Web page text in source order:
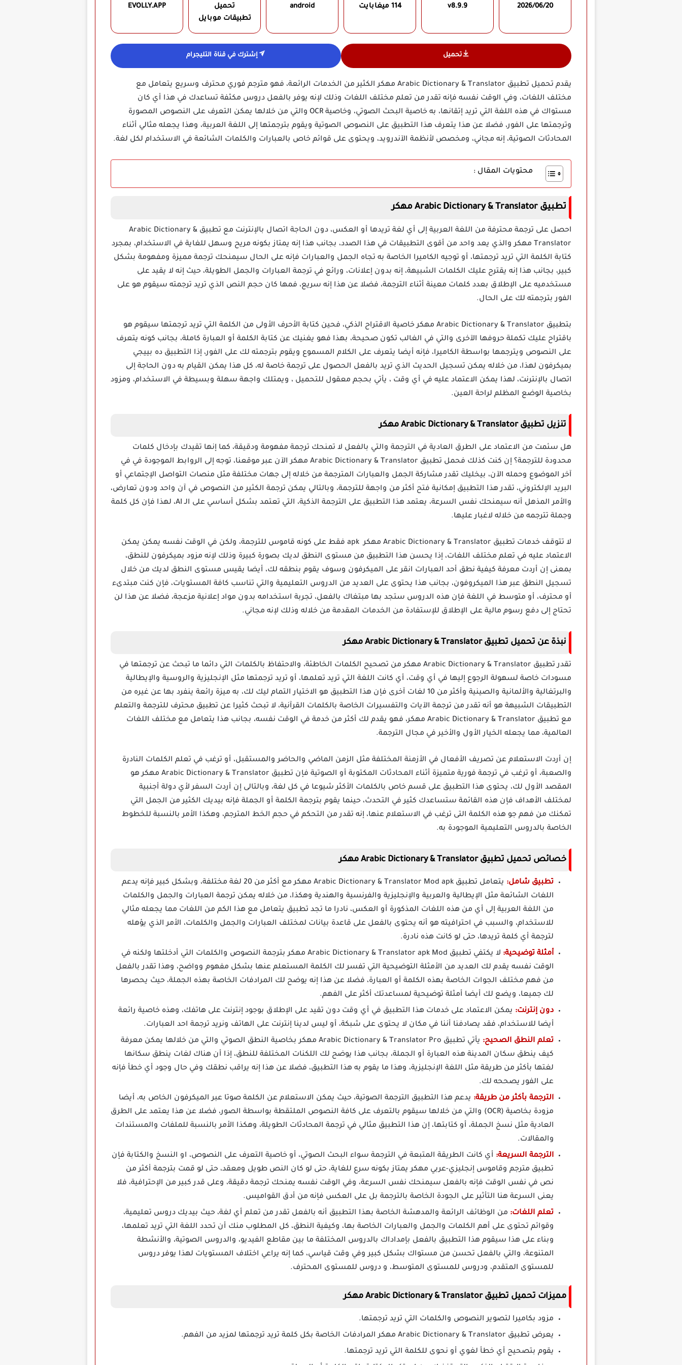
2026/06/20
v8.9.9 114 ميغابايت android
تحميل
تطبيقات موبايل
EVOLLY.APP‏
تحميل إشترك في قناة التليجرام
يقدم تحميل تطبيق Arabic Dictionary & Translator مهكر الكثير من الخدمات الرائعة، فهو مترجم فوري محترف وسريع يتعامل مع
مختلف اللغات، وفي الوقت نفسه فإنه تقدر من تعلم مختلف اللغات وذلك لإنه يوفر بالفعل دروس مكثفة تساعدك في هذا أي كان
مستواك في هذه اللغة التي تريد إتقانها، به خاصية البحث الصوتي، وخاصية OCR والتي من خلالها يمكن التعرف على النصوص المصورة
وترجمتها على الفور، فضلا عن هذا يتعرف هذا التطبيق على النصوص الصوتية ويقوم بترجمتها إلى اللغة العربية، وهذا يجعله مثالي أثناء
المحادثات الصوتية، إنه مجاني، ومخصص لأنظمة الآندرويد، ويحتوى على قوائم خاص بالعبارات والكلمات الشائعة في الاستخدام لكل لغة.
محتويات المقال :
تطبيق Arabic Dictionary & Translator مهكر
احصل على ترجمة محترفة من اللغة العربية إلى أي لغة تريدها أو العكس، دون الحاجة اتصال بالإنترنت مع تطبيق Arabic Dictionary &
Translator مهكر والذي يعد واحد من أقوى التطبيقات في هذا الصدد، بجانب هذا إنه يمتاز بكونه مريح وسهل للغاية في الاستخدام، بمجرد
كتابة الكلمة التي تريد ترجمتها، أو توجيه الكاميرا الخاصة به تجاه الجمل والعبارات فإنه على الحال سيمنحك ترجمة مميزة ومفهومة بشكل
كبير، بجانب هذا إنه يقترح عليك الكلمات الشبيهة، إنه بدون إعلانات، ورائع في ترجمة العبارات والجمل الطويلة، حيث إنه لا يقيد على
مستخدميه على الإطلاق بعدد كلمات معينة أثناء الترجمة، فضلا عن هذا إنه سريع، فمها كان حجم النص الذي تريد ترجمته سيقوم هو على
الفور بترجمته لك على الحال.
بتطبيق Arabic Dictionary & Translator مهكر خاصية الاقتراح الذكي، فحين كتابة الأحرف الأولى من الكلمة التي تريد ترجمتها سيقوم هو
باقتراح عليك تكملة حروفها الآخرى والتي في الغالب تكون صحيحة، بهذا فهو يغنيك عن كتابة الكلمة أو العبارة كاملة، بجانب كونه يتعرف
على النصوص ويترجمها بواسطة الكاميرا، فإنه أيضا يتعرف على الكلام المسموع ويقوم بترجمته لك على الفور، إذا التطبيق ده بييجي
بميكرفون لهذا، من خلاله يمكن تسجيل الحديث الذي تريد بالفعل الحصول على ترجمة خاصة له، كل هذا يمكن القيام به دون الحاجة إلى
اتصال بالإنترنت، لهذا يمكن الاعتماد عليه في أي وقت ، يأتي بحجم معقول للتحميل ، ويمتلك واجهة سهلة وبسيطة في الاستخدام، ومزود
بخاصية الوضع المظلم لراحة العين.
تنزيل تطبيق Arabic Dictionary & Translator مهكر
هل سئمت من الاعتماد على الطرق العادية في الترجمة والتي بالفعل لا تمنحك ترجمة مفهومة ودقيقة، كما إنها تقيدك بإدخال كلمات
محدودة للترجمة؟ إن كنت كذلك فحمل تطبيق Arabic Dictionary & Translator مهكر الآن عبر موقعنا، توجه إلى الروابط الموجودة في في
آخر الموضوع وحمله الآن، بيخليك تقدر مشاركة الجمل والعبارات المترجمة من خلاله إلى جهات مختلفة مثل منصات التواصل الإجتماعي أو
البريد الإلكتروني، تقدر هذا التطبيق إمكانية فتح أكثر من واجهة للترجمة، وبالتالي يمكن ترجمة الكثير من النصوص في آن واحد ودون تعارض،
والأمر المذهل أنه سيمنحك نفس السرعة، يعتمد هذا التطبيق على الترجمة الذكية، التي تعتمد بشكل أساسي على الـ AI، لهذا فإن كل كلمة
وجملة تترجمه من خلاله لاغبار عليها.
لا تتوقف خدمات تطبيق Arabic Dictionary & Translator مهكر apk فقط على كونه قاموس للترجمة، ولكن في الوقت نفسه يمكن يمكن
الاعتماد عليه في تعلم مختلف اللغات، إذا يحسن هذا التطبيق من مستوى النطق لديك بصورة كبيرة وذلك لإنه مزود بميكرفون للنطق،
بمعنى إن أردت معرفة كيفية نطق أحد العبارات انقر على الميكرفون وسوف يقوم بنطقه لك، أيضا يقيس مستوى النطق لديك من خلال
تسجيل النطق عبر هذا الميكروفون، بجانب هذا يحتوى على العديد من الدروس التعليمية والتي تناسب كافة المستويات، فإن كنت مبتدىء
أو محترف، أو متوسط في اللغة فإن هذه الدروس ستجد بها مبتغاك بالفعل، تجربة استخدامه بدون مواد إعلانية مزعجة، فضلا عن هذا لن
تحتاج إلى دفع رسوم مالية على الإطلاق للإستفادة من الخدمات المقدمة من خلاله وذلك لإنه مجاني.
نبذة عن تحميل تطبيق Arabic Dictionary & Translator مهكر
تقدر تطبيق Arabic Dictionary & Translator مهكر من تصحيح الكلمات الخاطئة، والاحتفاظ بالكلمات التي دائما ما تبحث عن ترجمتها في
مسودات خاصة لسهولة الرجوع إليها في أي وقت، أي كانت اللغة التي تريد تعلمها، أو تريد ترجمتها مثل الإنجليزية والروسية والإيطالية
والبرتغالية والألمانية والصينية وأكثر من 10 لغات آخرى فإن هذا التطبيق هو الاختيار التمام ليك لك، به ميزة رائعة ينفرد بها عن غيره من
التطبيقات الشبيهة هو أنه تقدر من ترجمة الآيات والتفسيرات الخاصة بالكلمات القرآنية، لا تبحث كثيرا عن تطبيق محترف للترجمة والتعلم
مع تطبيق Arabic Dictionary & Translator مهكر، فهو يقدم لك أكثر من خدمة في الوقت نفسه، بجانب هذا يتعامل مع مختلف اللغات
العالمية، مما يجعله الخيار الأول والأخير في مجال الترجمة.
إن أردت الاستعلام عن تصريف الأفعال في الأزمنة المختلفة مثل الزمن الماضي والحاضر والمستقبل، أو ترغب في تعلم الكلمات النادرة
والصعبة، أو ترغب في ترجمة فورية متميزة أثناء المحادثات المكتوبة أو الصوتية فإن تطبيق Arabic Dictionary & Translator مهكر هو
المقصد الأول لك، يحتوى هذا التطبيق على قسم خاص بالكلمات الأكثر شيوعا في كل لغة، وبالتالى إن أردت السفر لأي دولة أجنبية
لمختلف الأهداف فإن هذه القائمة ستساعدك كثير في التحدث، حينما يقوم بترجمة الكلمة أو الجملة فإنه بيديك الكثير من الجمل التي
تمكنك من فهم جو هذه الكلمة التى ترغب في الاستعلام عنها، إنه تقدر من التحكم في حجم الخط المترجم، وهكذا الأمر بالنسبة للخطوط
الخاصة بالدروس التعليمية الموجودة به.
خصائص تحميل تطبيق Arabic Dictionary & Translator مهكر
تطبيق شامل:
يتعامل تطبيق Arabic Dictionary & Translator Mod apk مهكر مع أكثر من 20 لغة مختلفة، وبشكل كبير فإنه يدعم
اللغات الشائعة مثل الإيطالية والعربية والإنجليزية والفرنسية والهندية وهكذا، من خلاله يمكن ترجمة العبارات والجمل والكلمات
من اللغة العربية إلى أي من هذه اللغات المذكورة أو العكس، نادرا ما تجد تطبيق يتعامل مع هذا الكم من اللغات مما يجعله مثالي
للاستخدام، والسبب في احترافيته هو أنه يحتوى بالفعل على قاعدة بيانات لمختلف العبارات والجمل والكلمات، الأمر الذي يؤهله
لترجمة أي كلمة تريدها، حتى لو كانت هذه نادرة.
أمثلة توضيحية:
لا يكتفي تطبيق Arabic Dictionary & Translator apk Mod مهكر بترجمة النصوص والكلمات التي أدخلتها ولكنه في
الوقت نفسه يقدم لك العديد من الأمثلة التوضيحية التي تفسر لك الكلمة المستعلم عنها بشكل مفهوم وواضح، وهذا تقدر بالفعل
من فهم مختلف الجوات الخاصة بهذه الكلمة أو العبارة، فضلا عن هذا إنه يوضح لك المرادفات الخاصة بهذه الجملة، حيث يحصرها
لك جميعا، ويضع لك أيضا أمثلة توضيحية لمساعدتك أكثر على الفهم.
دون إنترنت: يمكن الاعتماد على خدمات هذا التطبيق في أي وقت دون تقيد على الإطلاق بوجود إنترنت على هاتفك، وهذه خاصية رائعة
أيضا للاستخدام، فقد يصادفنا أننا في مكان لا يحتوى على شبكة، أو ليس لدينا إنترنت على الهاتف ونريد ترجمة احد العبارات.
تعلم النطق الصحيح:
يأتي تطبيق Arabic Dictionary & Translator Pro مهكر بخاصية النطق الصوتي والتي من خلالها يمكن معرفة
كيف ينطق سكان المدينة هذه العبارة أو الجملة، بجانب هذا يوضح لك اللكنات المختلفة للنطق، إذا أن هناك لغات ينطق سكانها
لغتها بأكثر من طريقة مثل اللغة الإنجليزية، وهذا ما يقوم به هذا التطبيق، فضلا عن هذا إنه يراقب نطقك وفي حال وجود أي خطأ فإنه
على الفور يصححه لك.
الترجمة بأكثر من طريقة: يدعم هذا التطبيق الترجمة الصوتية، حيث يمكن الاستعلام عن الكلمة صوتا عبر الميكرفون الخاص به، أيضا
مزودة بخاصية (OCR) والتي من خلالها سيقوم بالتعرف على كافة النصوص الملتقطة بواسطة الصور، فضلا عن هذا يعتمد على الطرق
العادية مثل نسخ الجملة، أو كتابتها، إن هذا التطبيق مثالي في ترجمة المحادثات الطويلة، وهكذا الأمر بالنسبة للملفات والمستندات
والمقالات.
الترجمة السريعة: أي كانت الطريقة المتبعة في الترجمة سواء البحث الصوتي، أو خاصية التعرف على النصوص، او النسخ والكتابة فإن
تطبيق مترجم وقاموس إنجليزي-عربي مهكر يمتاز بكونه سرع للغاية، حتى لو كان النص طويل ومعقد، حتى لو قمت بترجمة أكثر من
نص في نفس الوقت فإنه بالفعل سيمنحك نفس السرعة، وفي الوقت نفسه يمنحك ترجمة دقيقة، وعلى قدر كبير من الإحترافية، فلا
يعنى السرعة هنا التأثير على الجودة الخاصة بالترجمة بل على العكس فإنه من أدق القواميس.
تعلم اللغات: من الوظائف الرائعة والمدهشة الخاصة بهذا التطبيق أنه بالفعل تقدر من تعلم أي لغة، حيث بيديك دروس تعليمية،
وقوائم تحتوى على أهم الكلمات والجمل والعبارات الخاصة بها، وكيفية النطق، كل المطلوب منك أن تحدد اللغة التي تريد تعلمها،
وبناء على هذا سيقوم هذا التطبيق بالفعل بإمداداك بالدروس المختلفة ما بين مقاطع الفيديو، والدروس الصوتية، والأنشطة
المتنوعة، والتي بالفعل تحسن من مستواك بشكل كبير وفي وقت قياسي، كما إنه يراعي اختلاف المستويات لهذا يوفر دروس
للمستوى المتقدم، ودروس للمستوى المتوسط، و دروس للمستوى المحترف.
مميزات تحميل تطبيق Arabic Dictionary & Translator مهكر
مزود بكاميرا لتصوير النصوص والكلمات التي تريد ترجمتها.
يعرض تطبيق Arabic Dictionary & Translator مهكر المرادفات الخاصة بكل كلمة تريد ترجمتها لمزيد من الفهم.
يقوم بتصحيح أي خطأ لغوي أو نحوى للكلمة التي تريد ترجمتها.